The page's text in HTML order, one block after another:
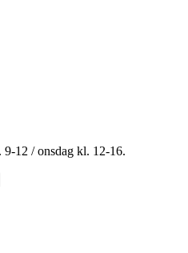
9-12 / onsdag kl. 12-16.